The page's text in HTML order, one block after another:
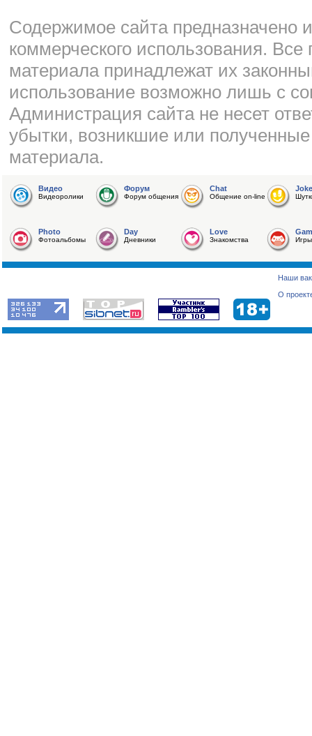
Cодержимое сайта предназначено
коммерческого использования.
материала принадлежат их
использование возможно лишь с
Администрация сайта не несет
убытки, возникшие или
материала.
Видео
Видеоролики
Форум
Форум общения
Chat
Общение on-line
Joke
Photo
Фотоальбомы
Day
Дневники
Love
Знакомства Игры
Наши
О